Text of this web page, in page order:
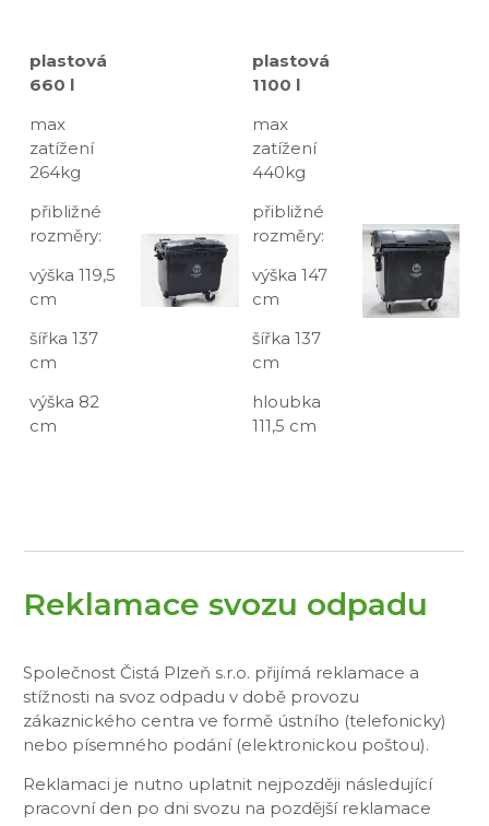
plastová
660 l
max
zatížení
264kg
přibližné
rozměry:
výška 119,5
cm
šířka 137
cm
výška 82
cm
plastová
1100 l
max
zatížení
440kg
přibližné
rozměry:
výška 147
cm
šířka 137
cm
hloubka
111,5 cm
Reklamace svozu odpadu
Společnost Čistá Plzeň s.r.o. přijímá reklamace a
stížnosti na svoz odpadu v době provozu
zákaznického centra ve formě ústního (telefonicky)
nebo písemného podání (elektronickou poštou).
Reklamaci je nutno uplatnit nejpozději následující
pracovní den po dni svozu na pozdější reklamace